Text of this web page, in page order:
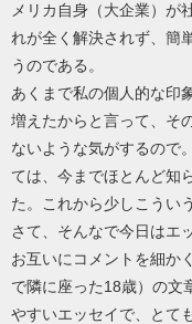
メリカ自身（大企業）が
れが全く解決されず、簡
うのである。
あくまで私の個人的な印
増えたからと言って、そ
ないような気がするので
ては、今までほとんど知
た。これから少しこうい
さて、そんなで今日はエ
お互いにコメントを細か
で隣に座った18歳）の文
やすいエッセイで、とて